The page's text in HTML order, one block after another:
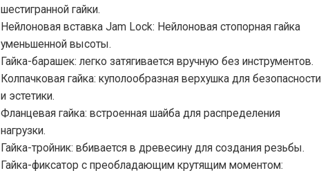
шестигранной гайки.
Нейлоновая вставка Jam Lock: Нейлоновая стопорная гайка
уменьшенной высоты.
Гайка-барашек: легко затягивается вручную без инструментов.
Колпачковая гайка: куполообразная верхушка для безопасности
и эстетики.
Фланцевая гайка: встроенная шайба для распределения
нагрузки.
Гайка-тройник: вбивается в древесину для создания резьбы.
Гайка-фиксатор с преобладающим крутящим моментом: